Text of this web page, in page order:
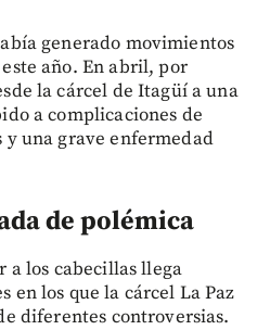
generado movimientos
año. En abril, por
la cárcel de Itagüí a una
a complicaciones de
una grave enfermedad
de polémica
a los cabecillas llega
en los que la cárcel La Paz
diferentes controversias.